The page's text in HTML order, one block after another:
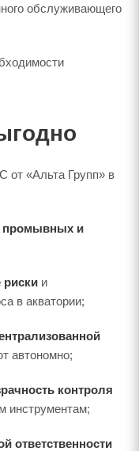
обслуживающего
«Альта Групп» в
промывных и
риски и
в акватории;
автономно;
контроля
инструментам;
ответственности